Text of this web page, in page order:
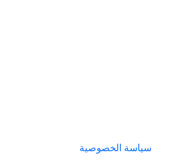
سياسة الخصوصية